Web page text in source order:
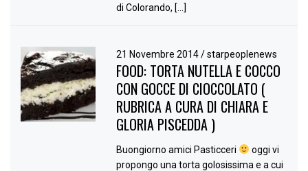
di Colorando, […]
21 Novembre 2014/ starpeoplenews
FOOD: TORTA NUTELLA E COCCO
CON GOCCE DI CIOCCOLATO (
RUBRICA A CURA DI CHIARA E
GLORIA PISCEDDA )
Buongiorno amici Pasticceri
oggi vi
propongo una torta golosissima e a cui